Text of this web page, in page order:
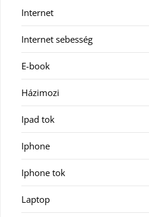
Internet
Internet sebesség
E-book
Házimozi
Ipad tok
Iphone
Iphone tok
Laptop